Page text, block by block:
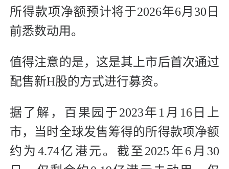
所得款项净额预计将于2026年6月30日
前悉数动用。
值得注意的是，这是其上市后首次通过
配售新H股的方式进行募资。
据了解，百果园于2023年1月16日上
市，当时全球发售筹得的所得款项净额
约为4.74亿港元。截至2025年6月30